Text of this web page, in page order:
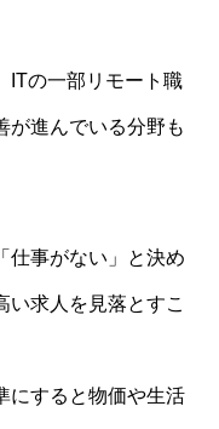
ITの一部リモート職
が進んでいる分野も
仕事がない」と決め
い求人を見落とすこ
にすると物価や生活